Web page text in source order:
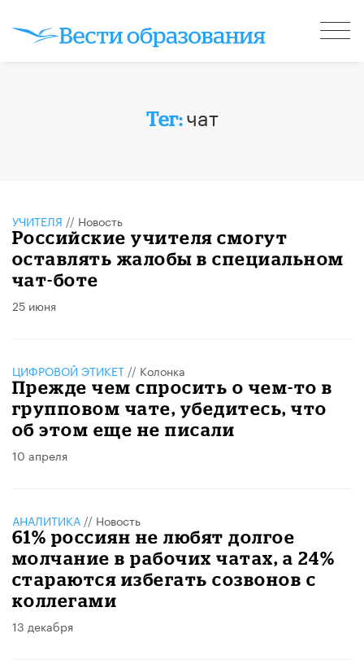
Тег:чат
УЧИТЕЛЯ // Новость
Российские учителя смогут
оставлять жалобы в специальном
чат-боте
25 июня
ЦИФРОВОЙ ЭТИКЕТ // Колонка
Прежде чем спросить о чем-то в
групповом чате, убедитесь, что
об этом еще не писали
10 апреля
АНАЛИТИКА // Новость
61% россиян не любят долгое
молчание в рабочих чатах, а 24%
стараются избегать созвонов с
коллегами
13 декабря